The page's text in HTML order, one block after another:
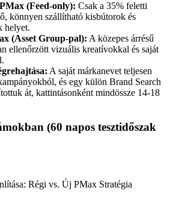
(Feed-only): Csak a 35% feletti
könnyen szállítható kisbútorok és
helyet.
(Asset Group-pal): A közepes árrésű
ellenőrzött vizuális kreatívokkal és saját
A saját márkanevet teljesen
és egy külön Brand Search
át, kattintásonként mindössze 14-18
(60 napos tesztidőszak
Régi vs. Új PMax Stratégia